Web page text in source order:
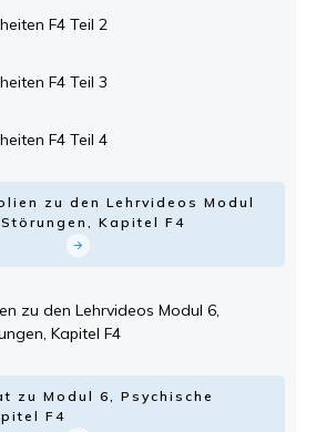
F4 Teil 2
F4 Teil 3
F4 Teil 4
zu den Lehrvideos Modul
Kapitel F4
zu den Lehrvideos Modul 6,
Kapitel F4
zu Modul 6, Psychische
F4